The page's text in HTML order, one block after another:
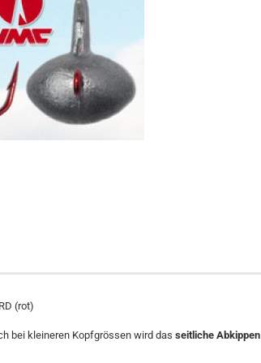
(rot)
bei kleineren Kopfgrössen wird das seitliche Abkippen